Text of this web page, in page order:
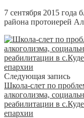
7 сентября 2015 года
района протоиерей
Следующая запись
Школа-слет по
алкоголизма,
реабилитации в
епархии